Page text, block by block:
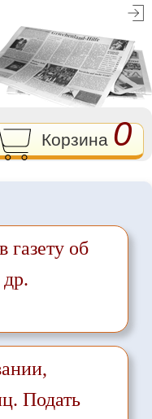
Корзина 0
газету об
др.
Подать